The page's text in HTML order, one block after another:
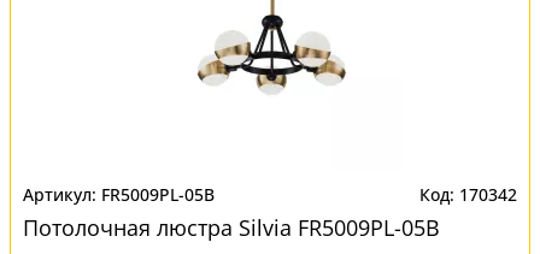
FR5009PL-05B 170342
Потолочная люстра Silvia FR5009PL-05B